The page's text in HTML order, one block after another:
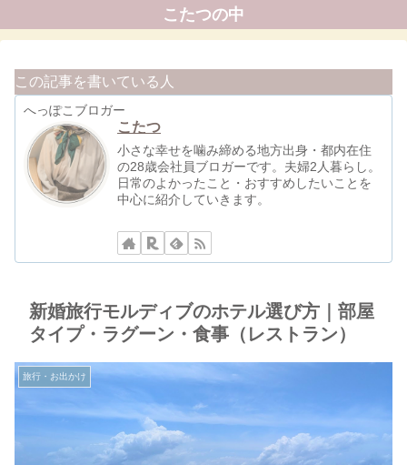
こたつの中
この記事を書いている人
へっぽこブロガー
こたつ
小さな幸せを噛み締める地方出身・都内在住
の28歳会社員ブロガーです。夫婦2人暮らし。
日常のよかったこと・おすすめしたいことを
中心に紹介していきます。
新婚旅行モルディブのホテル選び方｜部屋
タイプ・ラグーン・食事（レストラン）
旅行・お出かけ